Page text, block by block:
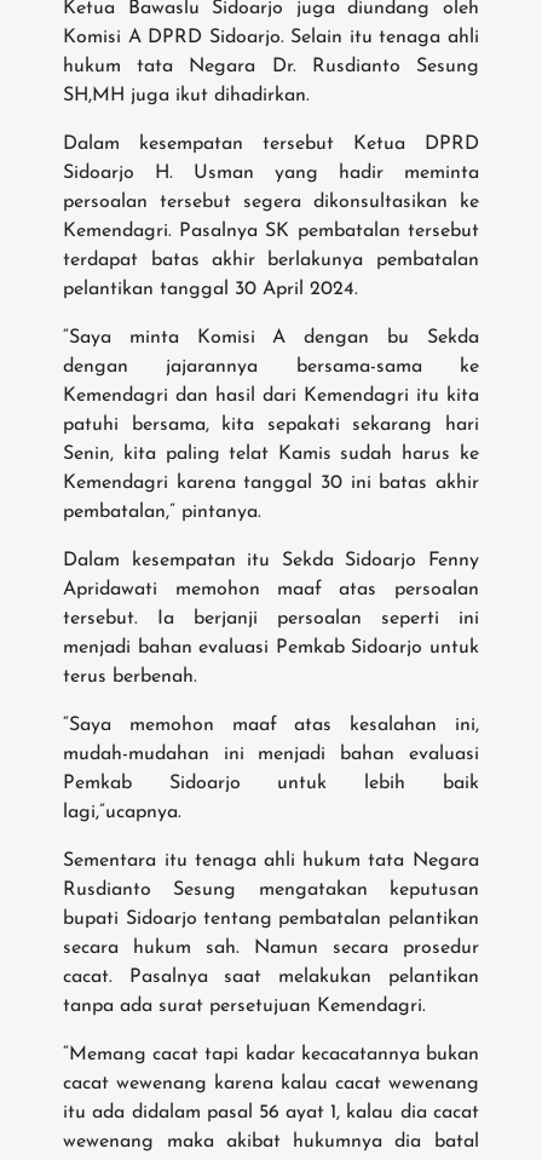
Ketua Bawaslu Sidoarjo juga diundang oleh
Komisi A DPRD Sidoarjo. Selain itu tenaga ahli
hukum tata Negara Dr. Rusdianto Sesung
SH,MH juga ikut dihadirkan.
Dalam kesempatan tersebut Ketua DPRD
Sidoarjo H. Usman yang hadir meminta
persoalan tersebut segera dikonsultasikan ke
Kemendagri. Pasalnya SK pembatalan tersebut
terdapat batas akhir berlakunya pembatalan
pelantikan tanggal 30 April 2024.
“Saya minta Komisi A dengan bu Sekda
dengan jajarannya bersama-sama ke
Kemendagri dan hasil dari Kemendagri itu kita
patuhi bersama, kita sepakati sekarang hari
Senin, kita paling telat Kamis sudah harus ke
Kemendagri karena tanggal 30 ini batas akhir
pembatalan,” pintanya.
Dalam kesempatan itu Sekda Sidoarjo Fenny
Apridawati memohon maaf atas persoalan
tersebut. Ia berjanji persoalan seperti ini
menjadi bahan evaluasi Pemkab Sidoarjo untuk
terus berbenah.
“Saya memohon maaf atas kesalahan ini,
mudah-mudahan ini menjadi bahan evaluasi
Pemkab Sidoarjo untuk lebih baik
lagi,”ucapnya.
Sementara itu tenaga ahli hukum tata Negara
Rusdianto Sesung mengatakan keputusan
bupati Sidoarjo tentang pembatalan pelantikan
secara hukum sah. Namun secara prosedur
cacat. Pasalnya saat melakukan pelantikan
tanpa ada surat persetujuan Kemendagri.
“Memang cacat tapi kadar kecacatannya bukan
cacat wewenang karena kalau cacat wewenang
itu ada didalam pasal 56 ayat 1, kalau dia cacat
wewenang maka akibat hukumnya dia batal